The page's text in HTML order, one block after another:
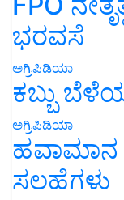
ಭರವಸೆ
ಅಗ್ರಿಪಿಡಿಯಾ
ಕಬ್ಬು
ಅಗ್ರಿಪಿಡಿಯಾ
ಹವಾಮಾನ
ಸಲಹೆಗಳು